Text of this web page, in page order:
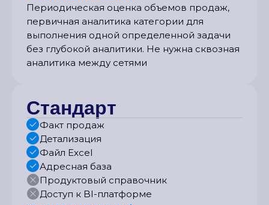
Периодическая оценка объемов продаж,
первичная аналитика категории для
выполнения одной определенной задачи
без глубокой аналитики. Не нужна сквозная
аналитика между сетями
Стандарт
Факт продаж
Детализация
Файл Excel
Адресная база
Продуктовый справочник
Доступ к BI-платформе